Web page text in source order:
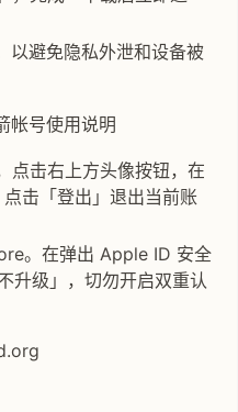
以避免隐私外泄和设备被
帐号使用说明
击右上方头像按钮，在
击「登出」退出当前账
。在弹出 Apple ID 安全
升级」，切勿开启双重认